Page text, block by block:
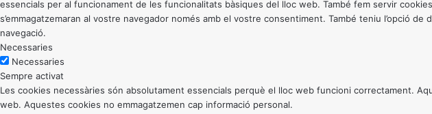
essencials per al funcionament de les funcionalitats bàsiques del lloc web. També fem servir
s’emmagatzemaran al vostre navegador només amb el vostre consentiment. També teniu l’opció
navegació.
Necessaries
Necessaries
Sempre activat
Les cookies necessàries són absolutament essencials perquè el lloc web funcioni correctament.
web. Aquestes cookies no emmagatzemen cap informació personal.